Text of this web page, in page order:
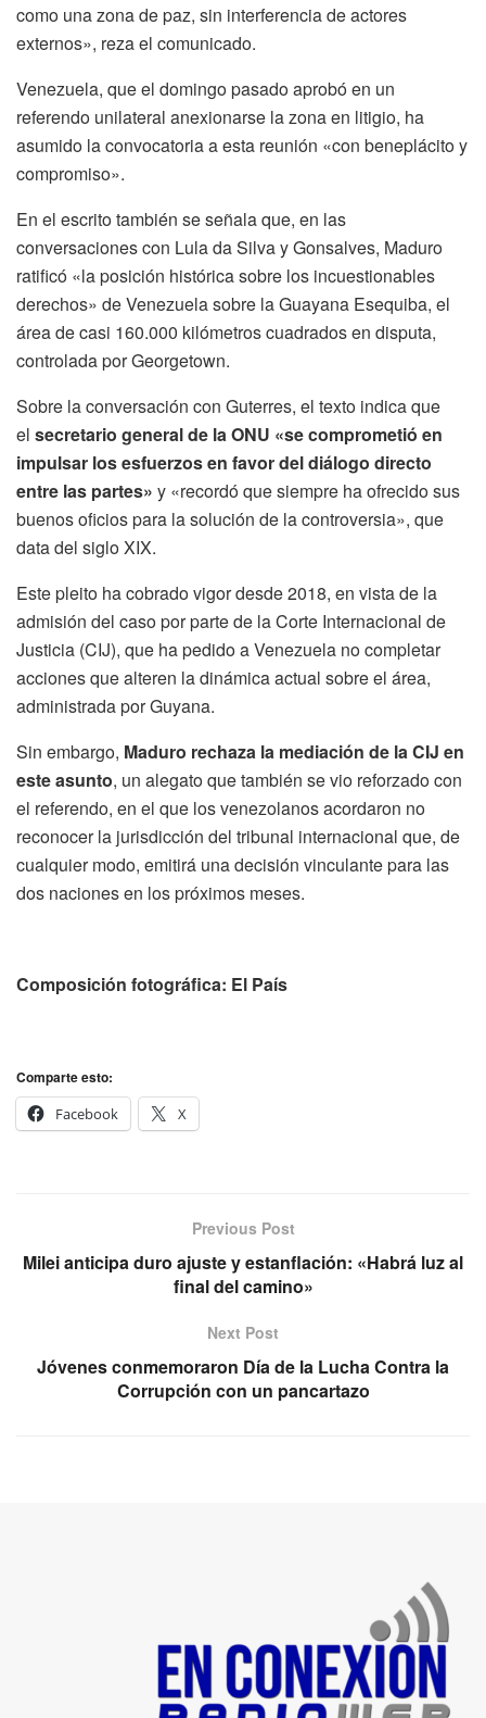
como una zona de paz, sin interferencia de actores
externos», reza el comunicado.
Venezuela, que el domingo pasado aprobó en un
referendo unilateral anexionarse la zona en litigio, ha
asumido la convocatoria a esta reunión «con beneplácito y
compromiso».
En el escrito también se señala que, en las
conversaciones con Lula da Silva y Gonsalves, Maduro
ratificó «la posición histórica sobre los incuestionables
derechos» de Venezuela sobre la Guayana Esequiba, el
área de casi 160.000 kilómetros cuadrados en disputa,
controlada por Georgetown.
Sobre la conversación con Guterres, el texto indica que
el secretario general de la ONU «se comprometió en
impulsar los esfuerzos en favor del diálogo directo
entre las partes» y «recordó que siempre ha ofrecido sus
buenos oficios para la solución de la controversia», que
data del siglo XIX.
Este pleito ha cobrado vigor desde 2018, en vista de la
admisión del caso por parte de la Corte Internacional de
Justicia (CIJ), que ha pedido a Venezuela no completar
acciones que alteren la dinámica actual sobre el área,
administrada por Guyana.
Sin embargo, Maduro rechaza la mediación de la CIJ en
este asunto, un alegato que también se vio reforzado con
el referendo, en el que los venezolanos acordaron no
reconocer la jurisdicción del tribunal internacional que, de
cualquier modo, emitirá una decisión vinculante para las
dos naciones en los próximos meses.
Composición fotográfica: El País
Comparte esto:
Facebook
X
Previous Post
Milei anticipa duro ajuste y estanflación: «Habrá luz al
final del camino»
Next Post
Jóvenes conmemoraron Día de la Lucha Contra la
Corrupción con un pancartazo